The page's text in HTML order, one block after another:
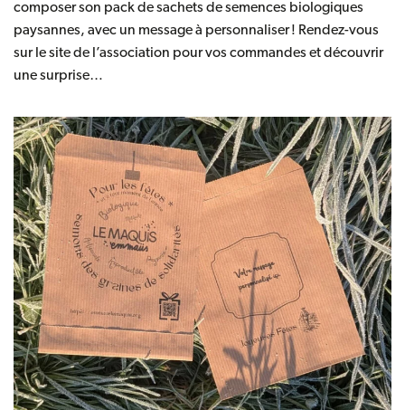
composer son pack de sachets de semences biologiques
paysannes, avec un message à personnaliser ! Rendez-vous
sur le site de l’association pour vos commandes et découvrir
une surprise…